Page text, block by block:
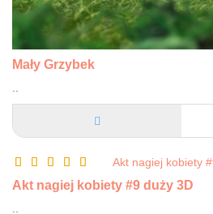
Mały Grzybek
Akt nagiej kobiety #9 duży 3D